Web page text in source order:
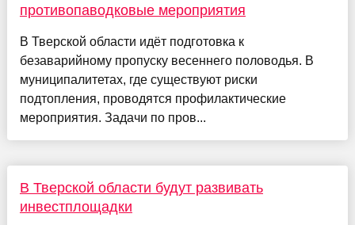
противопаводковые мероприятия
В Тверской области идёт подготовка к
безаварийному пропуску весеннего половодья. В
муниципалитетах, где существуют риски
подтопления, проводятся профилактические
мероприятия. Задачи по пров...
В Тверской области будут развивать
инвестплощадки